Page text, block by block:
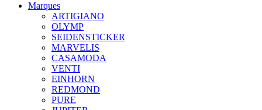
Marques
ARTIGIANO
OLYMP
SEIDENSTICKER
MARVELIS
CASAMODA
VENTI
EINHORN
REDMOND
PURE